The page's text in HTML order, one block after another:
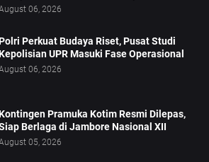
06, 2026
Perkuat Budaya Riset, Pusat Studi
UPR Masuki Fase Operasional
06, 2026
Pramuka Kotim Resmi Dilepas,
Berlaga di Jambore Nasional XII
05, 2026